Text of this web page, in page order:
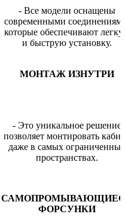
- Все модели оснащены
современными
которые обеспечивают
и быструю установку.
МОНТАЖ ИЗНУТРИ
- Это уникальное решение
позволяет монтировать
даже в самых ограниченных
пространствах.
ФОРСУНКИ